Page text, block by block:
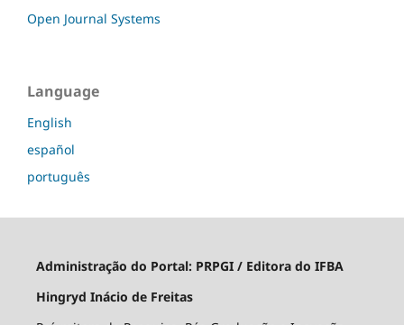
Open Journal Systems
Language
English
español
português
Administração do Portal: PRPGI / Editora do IFBA
Hingryd Inácio de Freitas